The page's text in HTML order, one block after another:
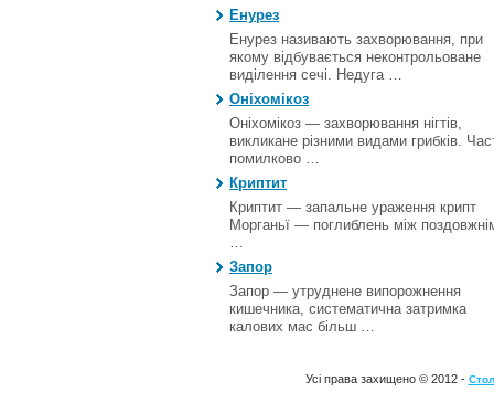
Енурез
Енурез називають захворювання, при
якому відбувається неконтрольоване
виділення сечі. Недуга …
Оніхомікоз
Оніхомікоз — захворювання нігтів,
викликане різними видами грибків.
помилково …
Криптит
Криптит — запальне ураження крипт
Морганьї — поглиблень між
…
Запор
Запор — утруднене випорожнення
кишечника, систематична затримка
калових мас більш …
Усі права захищено © 2012 -